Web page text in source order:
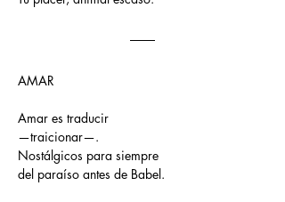
AMAR
Amar es traducir
—traicionar—.
Nostálgicos para siempre
del paraíso antes de Babel.